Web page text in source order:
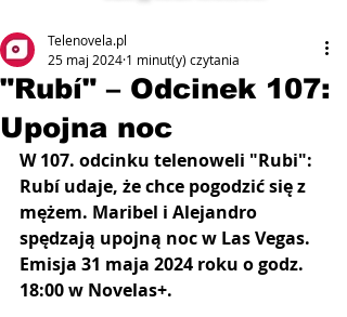
"Rubí" – Odcinek 107:
Upojna noc
Telenovela.pl
25 maj 2024 1 minut(y) czytania
W 107. odcinku telenoweli "Rubi":
Rubí udaje, że chce pogodzić się z
mężem. Maribel i Alejandro
spędzają upojną noc w Las Vegas.
Emisja 31 maja 2024 roku o godz.
18:00 w Novelas+.